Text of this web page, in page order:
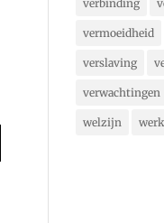
verbinding
vermoeidheid
verslaving
verwachtingen
welzijn werk